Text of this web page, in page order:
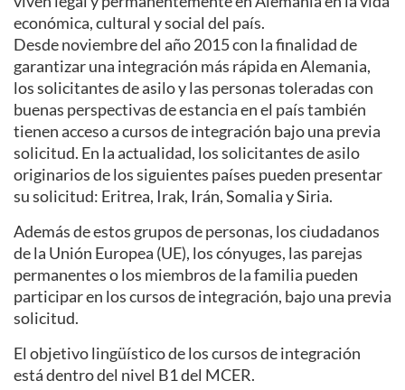
económica, cultural y social del país.
Desde noviembre del año 2015 con la finalidad de
garantizar una integración más rápida en Alemania,
los solicitantes de asilo y las personas toleradas con
buenas perspectivas de estancia en el país también
tienen acceso a cursos de integración bajo una previa
solicitud. En la actualidad, los solicitantes de asilo
originarios de los siguientes países pueden presentar
su solicitud: Eritrea, Irak, Irán, Somalia y Siria.
Además de estos grupos de personas, los ciudadanos
de la Unión Europea (UE), los cónyuges, las parejas
permanentes o los miembros de la familia pueden
participar en los cursos de integración, bajo una previa
solicitud.
El objetivo lingüístico de los cursos de integración
está dentro del nivel B1 del MCER.